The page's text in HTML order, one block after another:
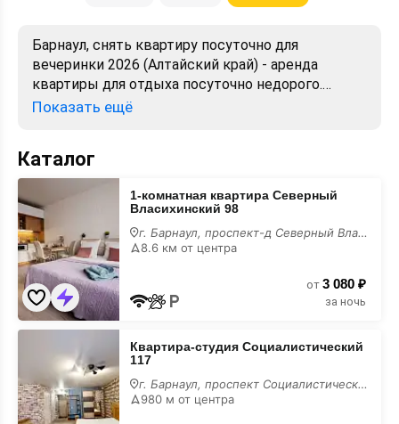
Барнаул, снять квартиру посуточно для
вечеринки 2026 (Алтайский край) - аренда
квартиры для отдыха посуточно недорого.
Можно снять на сутки. Лучшие цены, отзывы,
Показать ещё
Каталог
1-
комнатная
квартира
Северный
Власихинский
98
для
вечеринки
1-комнатная квартира Северный
Власихинский 98
г. Барнаул, проспект-д Северный Власихинский, 98
8.6 км от центра
от 3 080 ₽
за ночь
Квартира-
Социалистический
117
для
вечеринки
Квартира-студия Социалистический
117
г. Барнаул, проспект Социалистический, 117
980 м от центра